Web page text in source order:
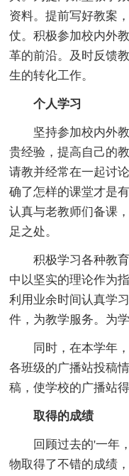
资料。提前写好教案
仗。积极参加校内外
革的前沿。及时反馈
生的转化工作。
个人学习
坚持参加校内外教
贵经验，提高自己的
请教并经常在一起讨
确了怎样的课堂才是
认真与老教师们备课
足之处。
积极学习各种教育
中以坚实的理论作为
利用业余时间认真学
件，为教学服务。为学
同时，在本学年，
各班级的广播站投稿
稿，使学校的广播站
取得的成绩
回顾过去的'一年，
物取得了不错的成绩